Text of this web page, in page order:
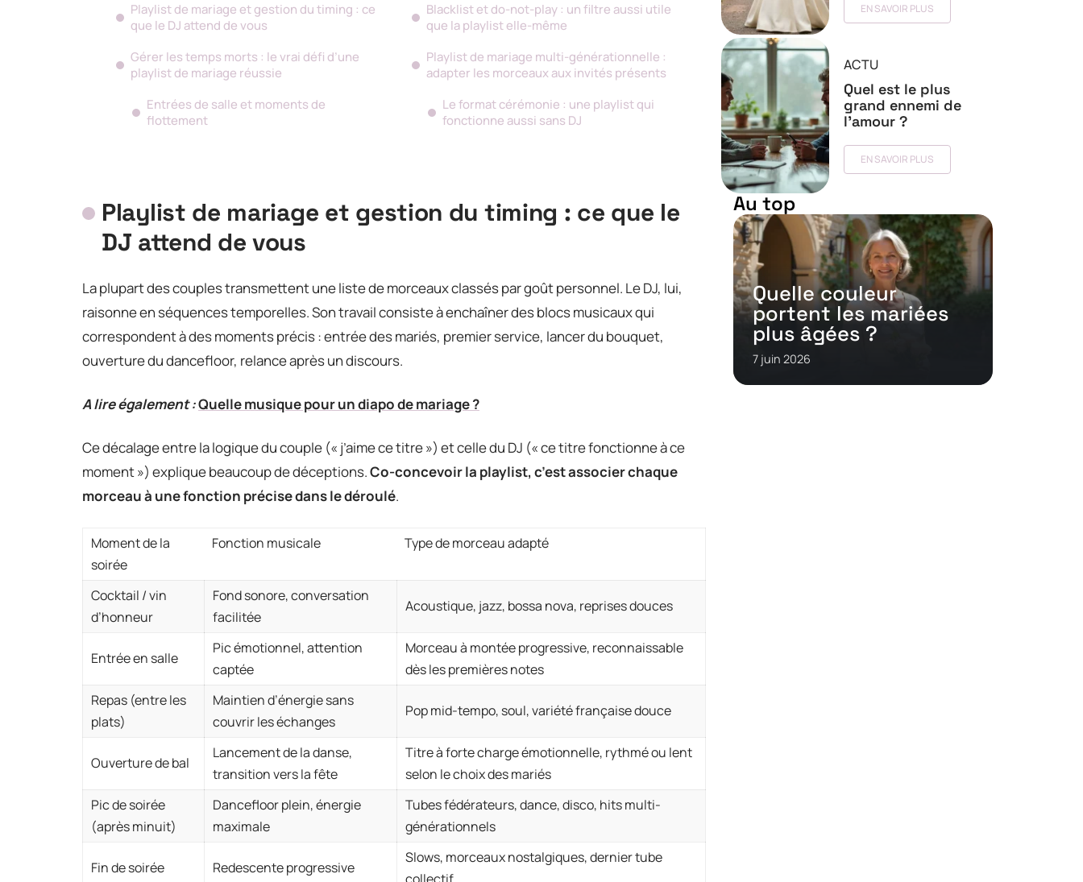
Playlist de mariage et gestion du timing : ce
que le DJ attend de vous
Gérer les temps morts : le vrai défi d’une
playlist de mariage réussie
Entrées de salle et moments de
flottement
Blacklist et do-not-play : un filtre aussi utile
que la playlist elle-même
Playlist de mariage multi-générationnelle :
adapter les morceaux aux invités présents
Le format cérémonie : une playlist qui
fonctionne aussi sans DJ
Playlist de mariage et gestion du timing : ce que le
DJ attend de vous
La plupart des couples transmettent une liste de morceaux classés par goût personnel. Le DJ, lui,
raisonne en séquences temporelles. Son travail consiste à enchaîner des blocs musicaux qui
correspondent à des moments précis : entrée des mariés, premier service, lancer du bouquet,
ouverture du dancefloor, relance après un discours.
A lire également :Quelle musique pour un diapo de mariage ?
Ce décalage entre la logique du couple (« j’aime ce titre ») et celle du DJ (« ce titre fonctionne à ce
moment ») explique beaucoup de déceptions.Co-concevoir la playlist, c’est associer chaque
morceau à une fonction précise dans le déroulé.
Moment de la
soirée
Fonction musicale Type de morceau adapté
Cocktail / vin
d’honneur
Fond sonore, conversation
facilitée
Acoustique, jazz, bossa nova, reprises douces
Entrée en salle
Pic émotionnel, attention
captée
Morceau à montée progressive, reconnaissable
dès les premières notes
Repas (entre les
plats)
Maintien d’énergie sans
couvrir les échanges
Pop mid-tempo, soul, variété française douce
Ouverture de bal
Lancement de la danse,
transition vers la fête
Titre à forte charge émotionnelle, rythmé ou lent
selon le choix des mariés
Pic de soirée
(après minuit)
Dancefloor plein, énergie
maximale
Tubes fédérateurs, dance, disco, hits multi-
générationnels
Fin de soirée Redescente progressive
Slows, morceaux nostalgiques, dernier tube
collectif
EN SAVOIR PLUS
ACTU
Quel est le plus
grand ennemi de
l’amour ?
EN SAVOIR PLUS
Au top
Quelle couleur
portent les mariées
plus âgées ?
7 juin 2026